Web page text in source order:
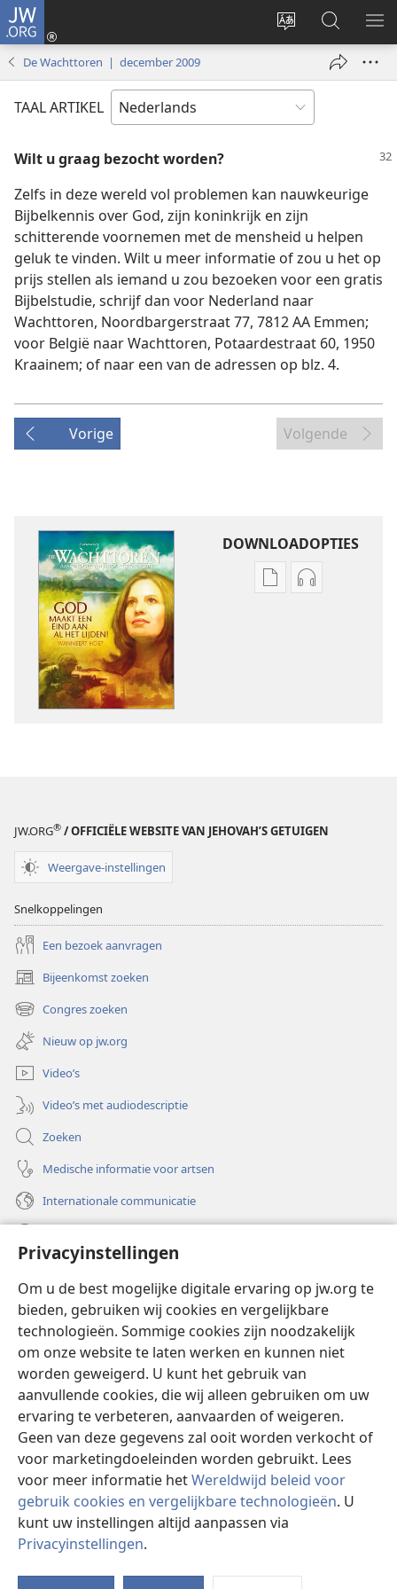
Privacyinstellingen
Om u de best mogelijke digitale ervaring op jw.org te
bieden, gebruiken wij cookies en vergelijkbare
technologieën. Sommige cookies zijn noodzakelijk
om onze website te laten werken en kunnen niet
worden geweigerd. U kunt het gebruik van
aanvullende cookies, die wij alleen gebruiken om uw
ervaring te verbeteren, aanvaarden of weigeren.
Geen van deze gegevens zal ooit worden verkocht of
voor marketingdoeleinden worden gebruikt. Lees
voor meer informatie hetWereldwijd beleid voor
gebruik cookies en vergelijkbare technologieën. U
kunt uw instellingen altijd aanpassen via
Privacyinstellingen.
JW.ORG
Taal
wijzigen
Inloggen
(opent
Zoeken
op
JW.ORG
De Wachttoren | december 2009
TAAL ARTIKEL
Wilt u graag bezocht worden?
Zelfs in deze wereld vol problemen kan nauwkeurige
Bijbelkennis over God, zijn koninkrijk en zijn
schitterende voornemen met de mensheid u helpen
geluk te vinden. Wilt u meer informatie of zou u het op
prijs stellen als iemand u zou bezoeken voor een gratis
Bijbelstudie, schrijf dan voor Nederland naar
Wachttoren, Noordbargerstraat 77, 7812 AA Emmen;
voor België naar Wachttoren, Potaardestraat 60, 1950
Kraainem; of naar een van de adressen op blz. 4.
Vorige Volgende
DOWNLOADOPTIES
Downloadopties
JW.ORG® / OFFICIËLE WEBSITE VAN JEHOVAH’S GETUIGEN
Weergave-instellingen
Snelkoppelingen
Een bezoek aanvragen
Bijeenkomst zoeken
(opent
nieuw
venster)
Congres zoeken
(opent
nieuw
venster)
Nieuw op jw.org
Video’s
Video’s met audiodescriptie
Zoeken
Medische informatie voor artsen
Internationale communicatie
(opent
nieuw
venster)Watchtower ONLINE LIBRARY™
(opent
nieuw
venster)JW Hub ®
(opent
nieuw
venster)
®
Watchtower Library
Copyright © 2026 Watch Tower Bible and Tract Society of Pennsylvania.
GEBRUIKSVOORWAARDEN